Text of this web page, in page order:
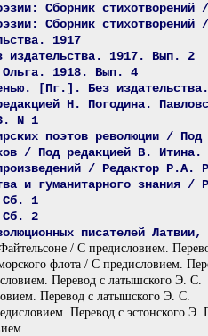
Сборник
Сборник
1917
издательства. 1917. Вып. 2
Ольга. 1918. Вып. 4
[Пг.]. Без
Н. Погодина.
N 1
поэтов революции /
/ Под редакцией В.
/ Редактор
и гуманитарного
Сб. 1
Сб. 2
писателей
/ С предисловием.
флота / С предисловием.
Перевод с латышского Э. С.
Перевод с латышского Э. С.
Перевод с эстонского Э.